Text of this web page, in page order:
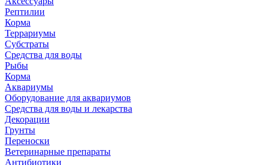
Рептилии
Корма
Террариумы
Субстраты
Средства для воды
Рыбы
Корма
Аквариумы
Оборудование для аквариумов
Средства для воды и лекарства
Декорации
Грунты
Переноски
Ветеринарные препараты
Антибиотики